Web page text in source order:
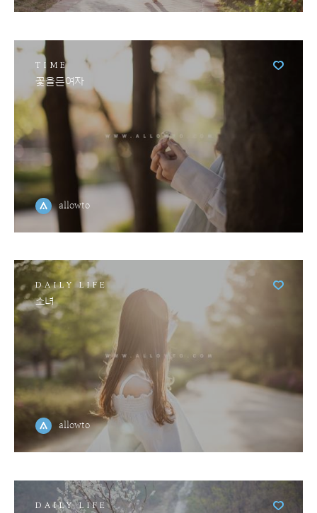
TIME
꽃을든여자
allowto
DAILY LIFE
소녀
allowto
DAILY LIFE